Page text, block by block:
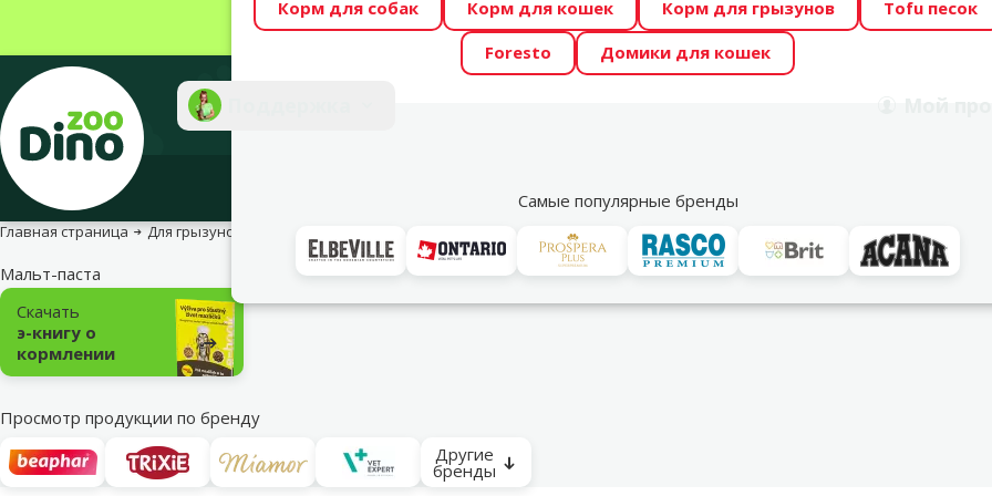
Весь месяц Dino Zoo предлагает отличные цены на ТОП-овые корма! 🍖
Фотоконкурс “GADA ŪSAIŅI”! Возможно Твой питомец станет звездой
Корм для собак Корм для кошек Корм для грызунов
Tofu песок
Foresto
Домики для кошек
Самые популярные бренды
Акции
Главная страница Для грызунов
Мальт-паста
Подкатегория
Скачать
э-книгу о
кормлении
Просмотр продукции по бренду
Другие
бренды